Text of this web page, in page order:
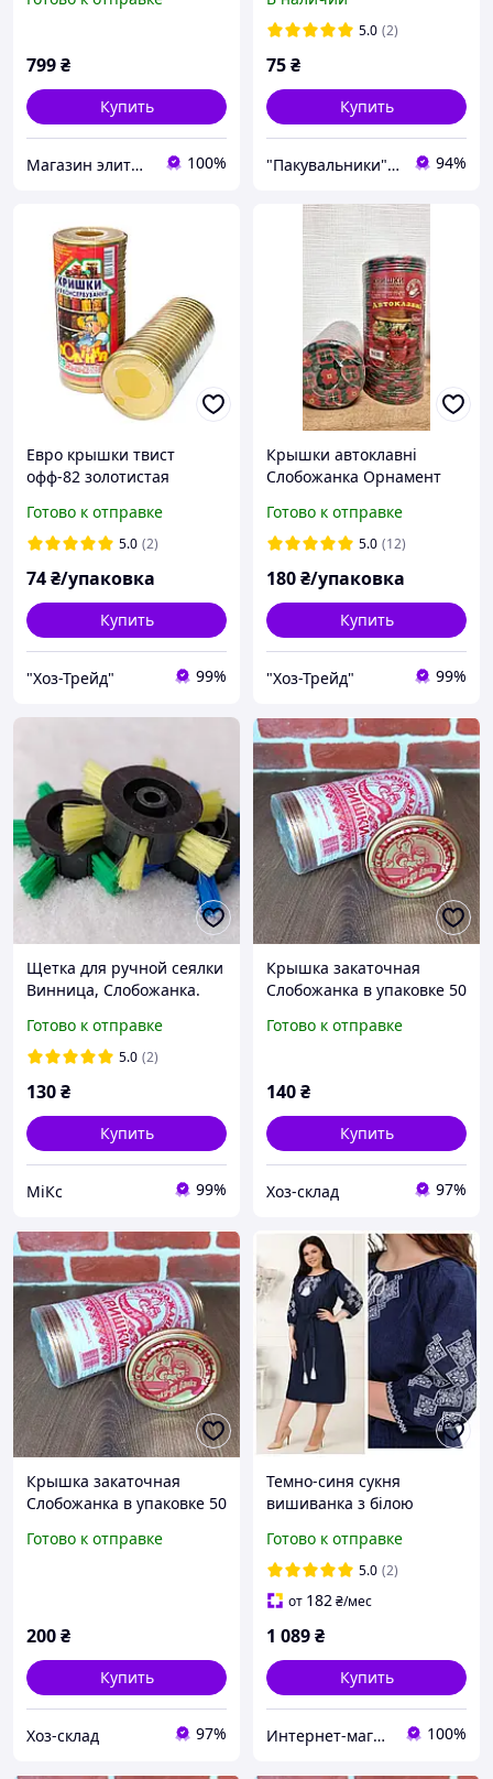
799₴
Купить
Магазин элитной парфюмерии и косметики "Престиж" 100%
5.0 (2)
75₴
Купить
"Пакувальники" - упаковочные материалы оптом и в розницу 94%
Евро крышки твист
офф-82 золотистая
Готово к отправке
5.0 (2)
74₴/упаковка
Купить
"Хоз-Трейд" 99%
Крышки автоклавні
Слобожанка Орнамент
Готово к отправке
5.0 (12)
180₴/упаковка
Купить
"Хоз-Трейд" 99%
Щетка для ручной сеялки
Винница, Слобожанка.
Готово к отправке
5.0 (2)
130₴
Купить
МіКс 99%
Крышка закаточная
Слобожанка в упаковке 50
Готово к отправке
140₴
Купить
Хоз-склад 97%
Крышка закаточная
Слобожанка в упаковке 50
Готово к отправке
200₴
Купить
Хоз-склад 97%
Темно-синя сукня
вишиванка з білою
50,52,54,56,58,60,62
Готово к отправке
5.0 (2)
от 182₴/мес
1 089₴
Купить
Интернет-магазин Family-tex 100%